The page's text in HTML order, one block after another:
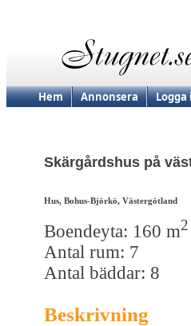
Hem Annonsera Logga
Skärgårdshus på
Hus, Bohus-Björkö, Västergötland
Boendeyta: 160 m2
Antal rum: 7
Antal bäddar: 8
Beskrivning